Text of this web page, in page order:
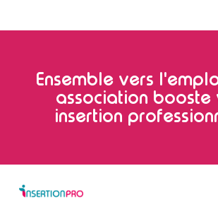
Ensemble vers
association booste
insertion